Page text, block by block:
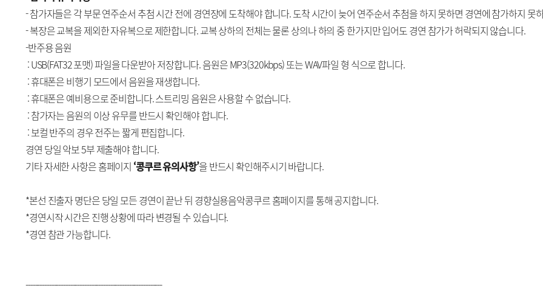
- 참가자들은 각 부문 연주순서 추첨 시간 전에 경연장에 도착해야 합니다. 도착 시간이 늦어 연주순서 추첨을 하지 못하면 경연에 참가하지 못
- 복장은 교복을 제외한 자유복으로 제한합니다. 교복 상하의 전체는 물론 상의나 하의 중 한가지만 입어도 경연 참가가 허락되지 않습니다.
-반주용 음원
: USB(FAT32 포맷) 파일을 다운받아 저장합니다. 음원은 MP3(320kbps) 또는 WAV파일 형 식으로 합니다.
: 휴대폰은 비행기 모드에서 음원을 재생합니다.
: 휴대폰은 예비용으로 준비합니다. 스트리밍 음원은 사용할 수 없습니다.
: 참가자는 음원의 이상 유무를 반드시 확인해야 합니다.
: 보컬 반주의 경우 전주는 짧게 편집합니다.
경연 당일 악보 5부 제출해야 합니다.
기타 자세한 사항은 홈페이지 ‘콩쿠르 유의사항’을 반드시 확인해주시기 바랍니다.
*본선 진출자 명단은 당일 모든 경연이 끝난 뒤 경향실용음악콩쿠르 홈페이지를 통해 공지합니다.
*경연시작 시간은 진행 상황에 따라 변경될 수 있습니다.
*경연 참관 가능합니다.
----------------------------------------------------------